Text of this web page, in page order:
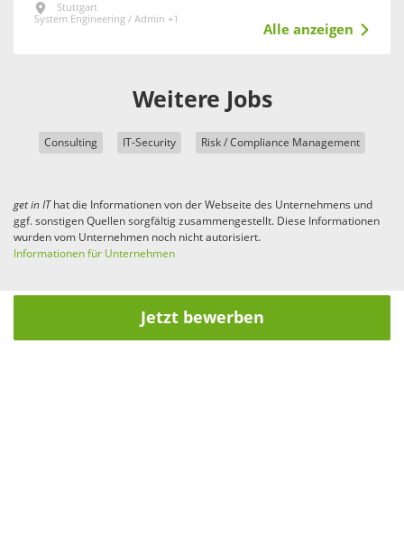
Stuttgart
System Engineering / Admin +1
Alle anzeigen
Weitere Jobs
Consulting IT-Security Risk / Compliance Management
get in IThat die Informationen von der Webseite des Unternehmens und
ggf. sonstigen Quellen sorgfältig zusammengestellt. Diese Informationen
wurden vom Unternehmen noch nicht autorisiert.
Informationen für Unternehmen
Jetzt bewerben